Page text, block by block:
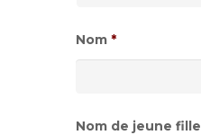
Nom *
Nom de jeune fille